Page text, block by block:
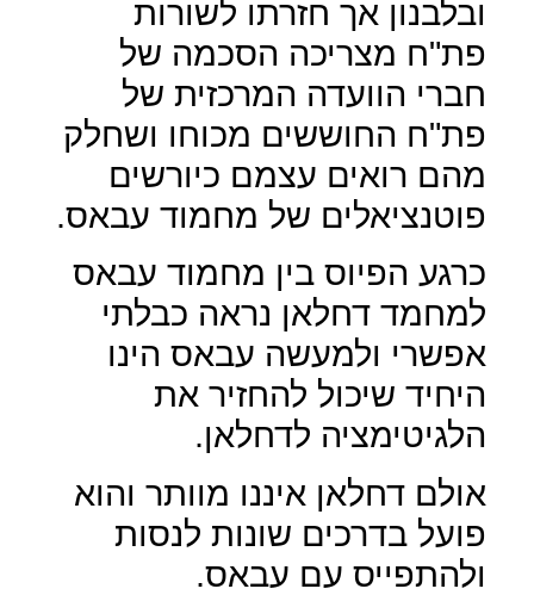
ובלבנון אך חזרתו לשורות
פת"ח מצריכה הסכמה של
חברי הוועדה המרכזית של
פת"ח החוששים מכוחו ושחלק
מהם רואים עצמם כיורשים
פוטנציאלים של מחמוד עבאס.
כרגע הפיוס בין מחמוד עבאס
למחמד דחלאן נראה כבלתי
אפשרי ולמעשה עבאס הינו
היחיד שיכול להחזיר את
הלגיטימציה לדחלאן.
אולם דחלאן איננו מוותר והוא
פועל בדרכים שונות לנסות
ולהתפייס עם עבאס.